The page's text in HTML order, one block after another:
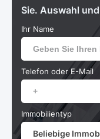
Sie. Auswahl
Ihr Name
Telefon oder E-Mail
Immobilientyp
Beliebige